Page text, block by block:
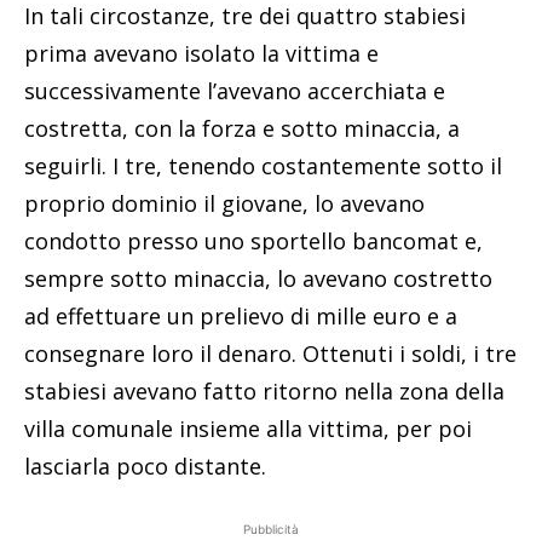
In tali circostanze, tre dei quattro stabiesi
prima avevano isolato la vittima e
successivamente l’avevano accerchiata e
costretta, con la forza e sotto minaccia, a
seguirli. I tre, tenendo costantemente sotto il
proprio dominio il giovane, lo avevano
condotto presso uno sportello bancomat e,
sempre sotto minaccia, lo avevano costretto
ad effettuare un prelievo di mille euro e a
consegnare loro il denaro. Ottenuti i soldi, i tre
stabiesi avevano fatto ritorno nella zona della
villa comunale insieme alla vittima, per poi
lasciarla poco distante.
Pubblicità